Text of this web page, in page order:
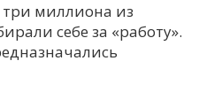
миллиона из
себе за «работу».